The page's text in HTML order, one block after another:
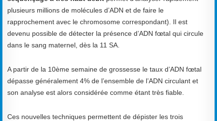
plusieurs millions de molécules d’ADN et de faire le
rapprochement avec le chromosome correspondant). Il est
devenu possible de détecter la présence d’ADN fœtal qui circule
dans le sang maternel, dès la 11 SA.
A partir de la 10ème semaine de grossesse le taux d’ADN fœtal
dépasse généralement 4% de l’ensemble de l’ADN circulant et
son analyse est alors considérée comme étant très fiable.
Ces nouvelles techniques permettent de dépister les trois